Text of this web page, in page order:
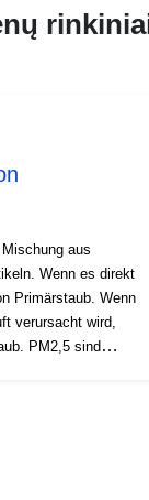
aus
Wenn es direkt
Primärstaub. Wenn
verursacht wird,
PM2,5 sind